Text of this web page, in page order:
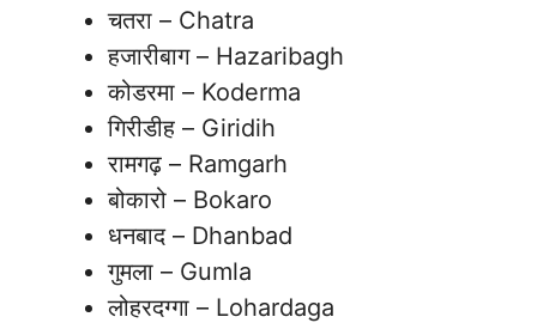
चतरा – Chatra
हजारीबाग – Hazaribagh
कोडरमा – Koderma
गिरीडीह – Giridih
रामगढ़ – Ramgarh
बोकारो – Bokaro
धनबाद – Dhanbad
गुमला – Gumla
लोहरदग्गा – Lohardaga